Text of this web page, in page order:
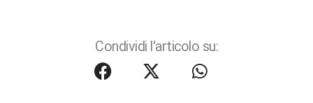
Condividi l'articolo su: